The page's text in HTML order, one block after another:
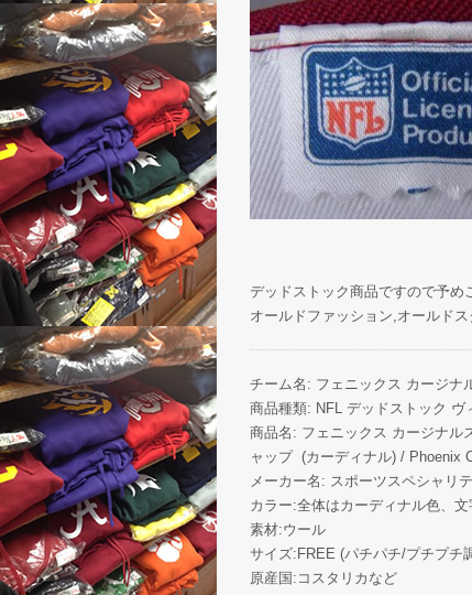
デッドストック商品ですので予め
オールドファッション,オールド
チーム名: フェニックス カージナ
商品種類: NFL デッドストック
商品名: フェニックス カージナル
ャップ (カーディナル) / Phoenix
メーカー名: スポーツスペシャリ
カラー:全体はカーディナル色、文
素材:ウール
サイズ:FREE (パチパチ/プチプ
原産国:コスタリカなど